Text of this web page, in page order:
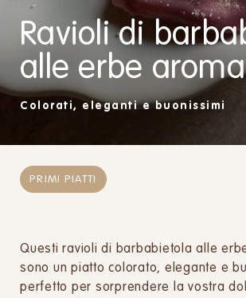
Ravioli di
alle erbe
Colorati, eleganti e buonissimi
PRIMI PIATTI
Questi ravioli di barbabietola alle
sono un piatto colorato, elegante e
perfetto per sorprendere la vostra